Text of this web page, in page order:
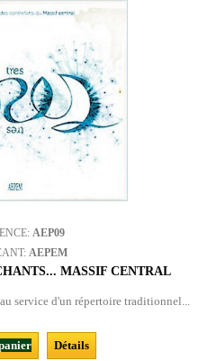
AEP09
AEPEM
MASSIF CENTRAL
service d'un répertoire traditionnel...
Détails